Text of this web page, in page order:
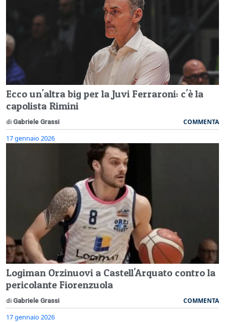
Ecco un'altra big per la Juvi Ferraroni: c'è la
capolista Rimini
di Gabriele Grassi COMMENTA
17 gennaio 2026
Logiman Orzinuovi a Castell'Arquato contro la
pericolante Fiorenzuola
di Gabriele Grassi COMMENTA
17 gennaio 2026